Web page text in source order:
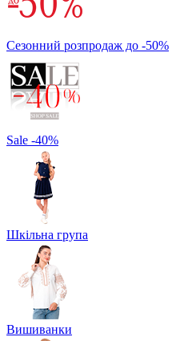
Сезонний розпродаж до -50%
Sale -40%
Шкільна група
Вишиванки